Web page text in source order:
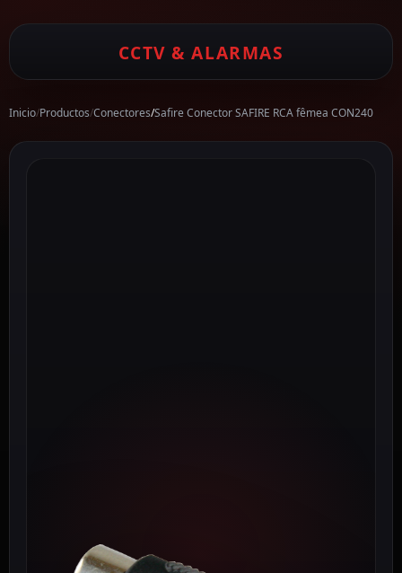
CCTV & ALARMAS
Inicio/Productos/Conectores/Safire Conector SAFIRE RCA fêmea CON240